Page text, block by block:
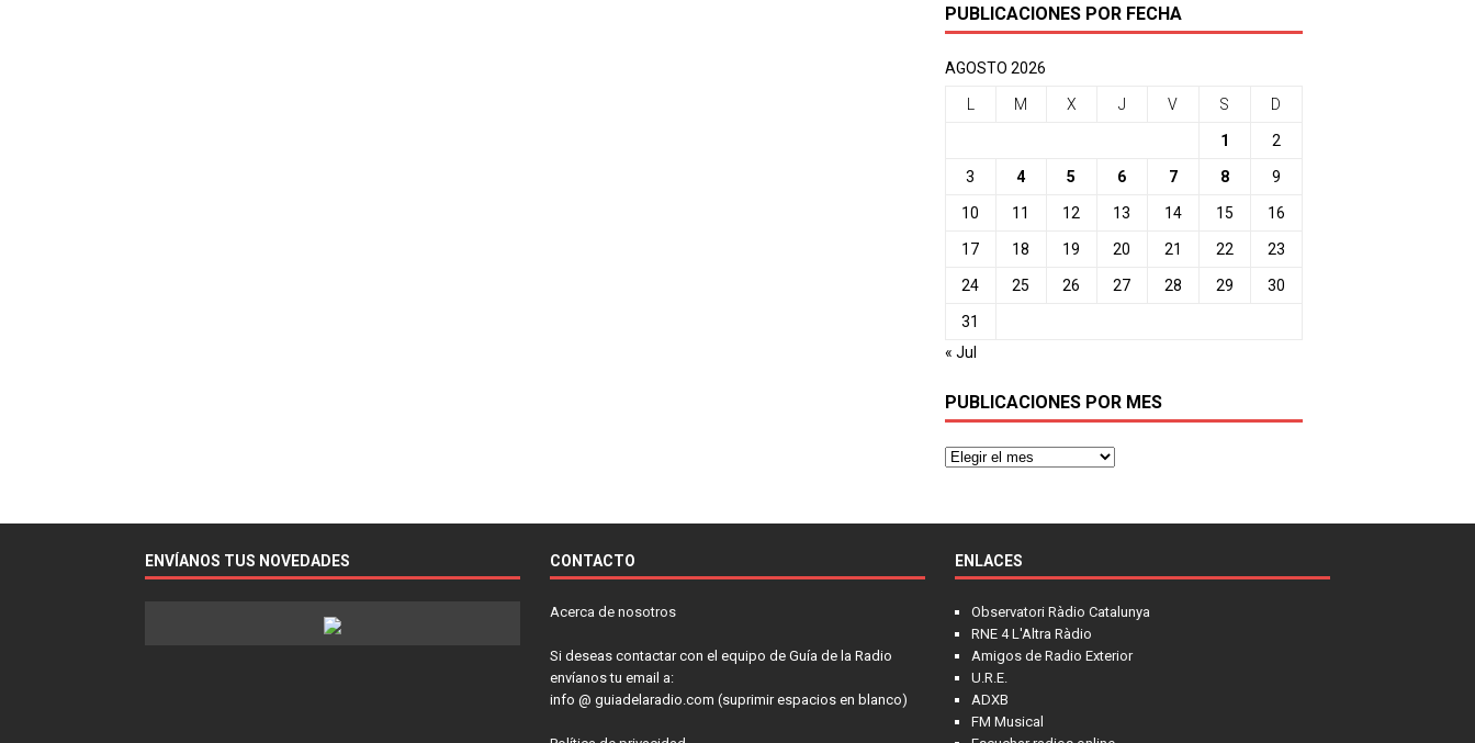
PUBLICACIONES POR FECHA
AGOSTO 2026
M X J V S D
1 2
3 4 5 6 7 8 9
10 11 12 13 14 15 16
17 18 19 20 21 22 23
24 25 26 27 28 29 30
31
« Jul
PUBLICACIONES POR MES
ENVÍANOS TUS NOVEDADES CONTACTO
Acerca de nosotros
Si deseas contactar con el equipo de Guía de la Radio
envíanos tu email a:
info @ guiadelaradio.com (suprimir espacios en blanco)
ENLACES
Observatori Ràdio Catalunya
RNE 4 L'Altra Ràdio
Amigos de Radio Exterior
U.R.E.
ADXB
FM Musical